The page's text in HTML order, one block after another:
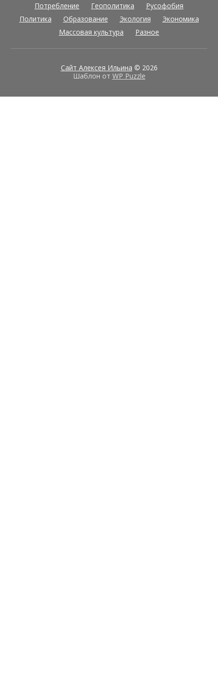
Потребление Геополитика
Русофобия
Политика
Образование Экология
Экономика
Массовая культура
Разное
Сайт Алексея Ильина © 2026
Шаблон от WP Puzzle